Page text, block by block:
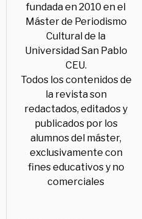
fundada en 2010 en el
Máster de Periodismo
Cultural de la
Universidad San Pablo
CEU.
Todos los contenidos de
la revista son
redactados, editados y
publicados por los
alumnos del máster,
exclusivamente con
fines educativos y no
comerciales